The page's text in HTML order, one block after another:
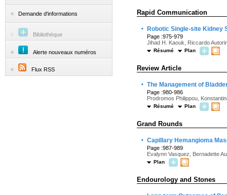
Demande d'informations
Bibliothèque
Alerte nouveaux numéros
Flux RSS
Rapid Communication
· Robotic Single-site Kidney
Page :975-979
Jihad H. Kaouk, Riccardo
Résumé Plan
Review Article
· The Management of
Page :980-986
Prodromos Philippou,
Résumé Plan
Grand Rounds
· Capillary Hemangioma
Page :987-989
Evalynn Vasquez, Bernadette
Plan
Endourology and Stones